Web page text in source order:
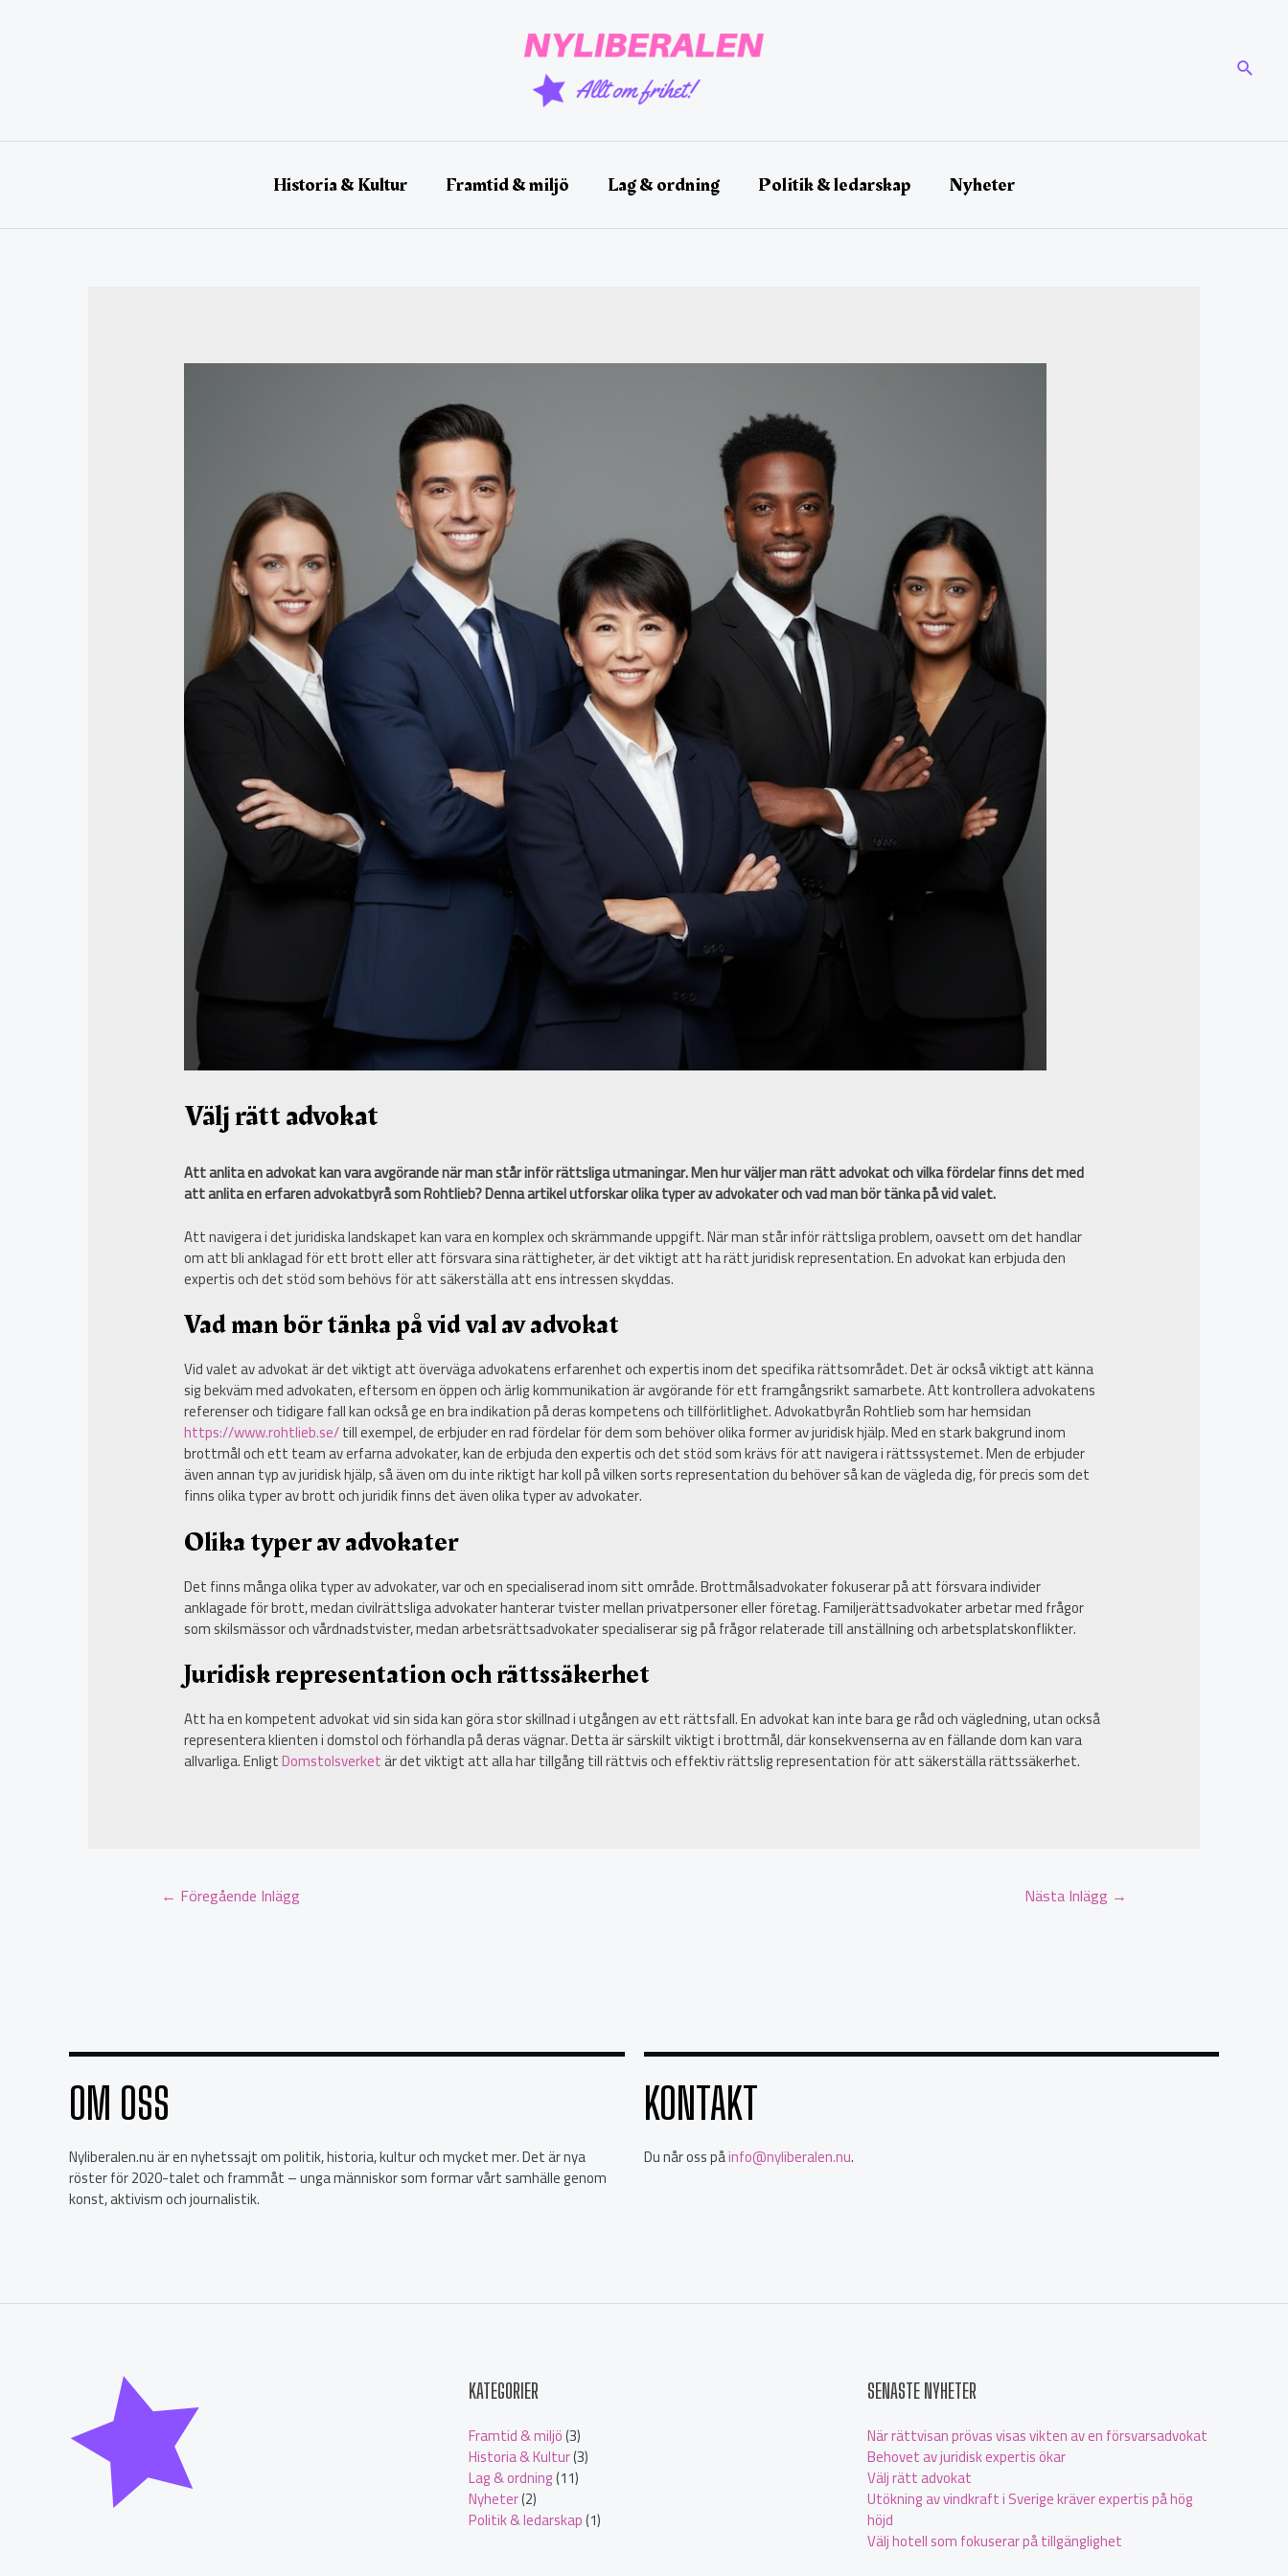
Historia & Kultur Framtid & miljö Lag & ordning Politik & ledarskap Nyheter
Välj rätt advokat
Att anlita en advokat kan vara avgörande när man står inför rättsliga utmaningar. Men hur väljer man rätt advokat och vilka fördelar finns det med
att anlita en erfaren advokatbyrå som Rohtlieb? Denna artikel utforskar olika typer av advokater och vad man bör tänka på vid valet.
Att navigera i det juridiska landskapet kan vara en komplex och skrämmande uppgift. När man står inför rättsliga problem, oavsett om det handlar
om att bli anklagad för ett brott eller att försvara sina rättigheter, är det viktigt att ha rätt juridisk representation. En advokat kan erbjuda den
expertis och det stöd som behövs för att säkerställa att ens intressen skyddas.
Vad man bör tänka på vid val av advokat
Vid valet av advokat är det viktigt att överväga advokatens erfarenhet och expertis inom det specifika rättsområdet. Det är också viktigt att känna
sig bekväm med advokaten, eftersom en öppen och ärlig kommunikation är avgörande för ett framgångsrikt samarbete. Att kontrollera advokatens
referenser och tidigare fall kan också ge en bra indikation på deras kompetens och tillförlitlighet. Advokatbyrån Rohtlieb som har hemsidan
https://www.rohtlieb.se/till exempel, de erbjuder en rad fördelar för dem som behöver olika former av juridisk hjälp. Med en stark bakgrund inom
brottmål och ett team av erfarna advokater, kan de erbjuda den expertis och det stöd som krävs för att navigera i rättssystemet. Men de erbjuder
även annan typ av juridisk hjälp, så även om du inte riktigt har koll på vilken sorts representation du behöver så kan de vägleda dig, för precis som det
finns olika typer av brott och juridik finns det även olika typer av advokater.
Olika typer av advokater
Det finns många olika typer av advokater, var och en specialiserad inom sitt område. Brottmålsadvokater fokuserar på att försvara individer
anklagade för brott, medan civilrättsliga advokater hanterar tvister mellan privatpersoner eller företag. Familjerättsadvokater arbetar med frågor
som skilsmässor och vårdnadstvister, medan arbetsrättsadvokater specialiserar sig på frågor relaterade till anställning och arbetsplatskonflikter.
Juridisk representation och rättssäkerhet
Att ha en kompetent advokat vid sin sida kan göra stor skillnad i utgången av ett rättsfall. En advokat kan inte bara ge råd och vägledning, utan också
representera klienten i domstol och förhandla på deras vägnar. Detta är särskilt viktigt i brottmål, där konsekvenserna av en fällande dom kan vara
allvarliga. EnligtDomstolsverketär det viktigt att alla har tillgång till rättvis och effektiv rättslig representation för att säkerställa rättssäkerhet.
← Föregående Inlägg Nästa Inlägg →
OM OSS
Nyliberalen.nu är en nyhetssajt om politik, historia, kultur och mycket mer. Det är nya
röster för 2020-talet och frammåt – unga människor som formar vårt samhälle genom
konst, aktivism och journalistik.
KONTAKT
Du når oss påinfo@nyliberalen.nu.
KATEGORIER
Framtid & miljö(3)
Historia & Kultur(3)
Lag & ordning(11)
Nyheter(2)
Politik & ledarskap(1)
SENASTE NYHETER
När rättvisan prövas visas vikten av en försvarsadvokat
Behovet av juridisk expertis ökar
Välj rätt advokat
Utökning av vindkraft i Sverige kräver expertis på hög
höjd
Välj hotell som fokuserar på tillgänglighet